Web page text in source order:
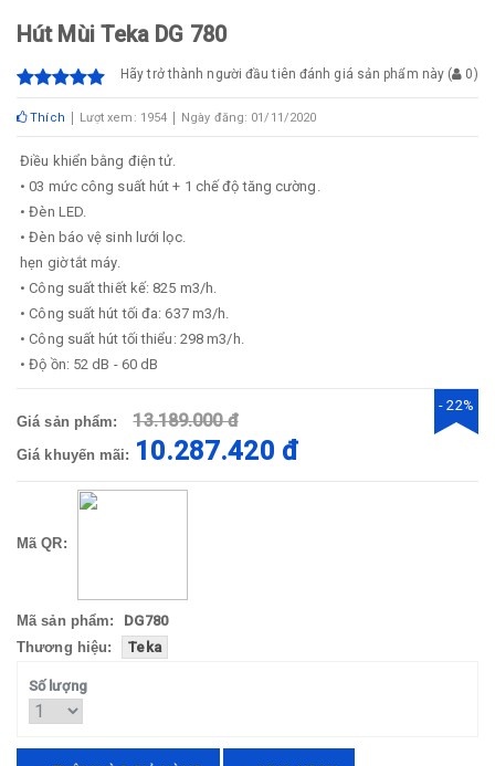
Hút Mùi Teka DG 780
Hãy trở thành người đầu tiên đánh giá sản phẩm này ( 0)
Thích Lượt xem: 1954 Ngày đăng: 01/11/2020
Điều khiển bằng điện tử.
• 03 mức công suất hút + 1 chế độ tăng cường.
• Đèn LED.
• Đèn báo vệ sinh lưới lọc.
hẹn giờ tắt máy.
• Công suất thiết kế: 825 m3/h.
• Công suất hút tối đa: 637 m3/h.
• Công suất hút tối thiểu: 298 m3/h.
• Độ ồn: 52 dB - 60 dB
Giá sản phẩm: 13.189.000 đ
Giá khuyến mãi: 10.287.420 đ
- 22%
Mã QR:
Mã sản phẩm:
DG780
Thương hiệu:
Teka
Số lượng